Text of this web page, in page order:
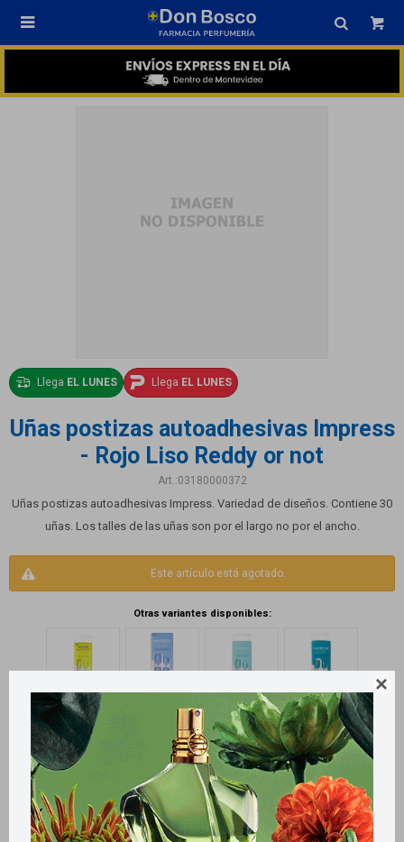


Llega EL LUNES Llega EL LUNES
Uñas postizas autoadhesivas Impress
- Rojo Liso Reddy or not
03180000372
Uñas postizas autoadhesivas Impress. Variedad de diseños. Contiene 30
uñas. Los talles de las uñas son por el largo no por el ancho.
Este artículo está agotado.
Otras variantes disponibles:
Productos que te pueden interesar